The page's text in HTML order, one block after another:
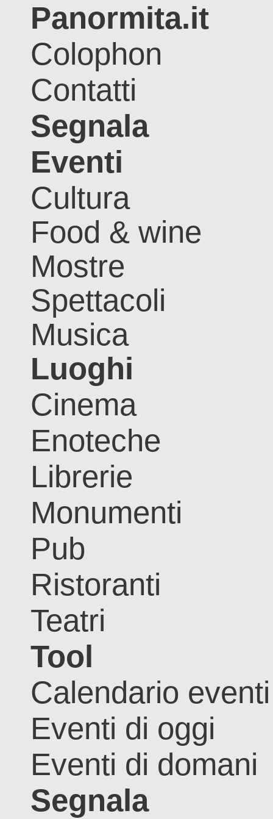
Panormita.it
Colophon
Contatti
Segnala
Eventi
Cultura
Food & wine
Mostre
Spettacoli
Musica
Luoghi
Cinema
Enoteche
Librerie
Monumenti
Pub
Ristoranti
Teatri
Tool
Calendario eventi
Eventi di oggi
Eventi di domani
Segnala